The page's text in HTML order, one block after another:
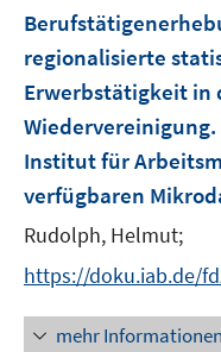
regionalisierte
Erwerbstätigkeit in
Institut für
verfügbaren
Rudolph, Helmut;
https://doku.iab.de/
mehr Informationen